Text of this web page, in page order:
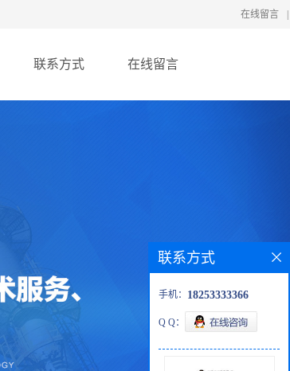
在线留言
联系方式 在线留言
联系方式
手机： 18253333366
Q Q：